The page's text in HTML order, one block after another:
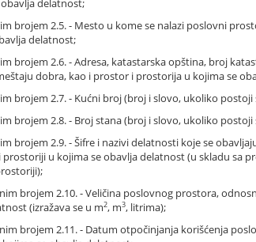
delatnost;
brojem 2.5. - Mesto u kome se nalazi poslovni
delatnost;
brojem 2.6. - Adresa, katastarska opština, broj
dobra, kao i prostor i prostorija u kojima se
brojem 2.7. - Kućni broj (broj i slovo, ukoliko
brojem 2.8. - Broj stana (broj i slovo, ukoliko
brojem 2.9. - Šifre i nazivi delatnosti koje se
u kojima se obavlja delatnost (u skladu sa
brojem 2.10. - Veličina poslovnog prostora,
(izražava se u m2, m3, litrima);
brojem 2.11. - Datum otpočinjanja korišćenja